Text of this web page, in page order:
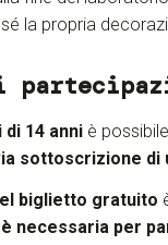
la propria
di 14 anni è
sottoscrizione di
biglietto gratuito
è necessaria per